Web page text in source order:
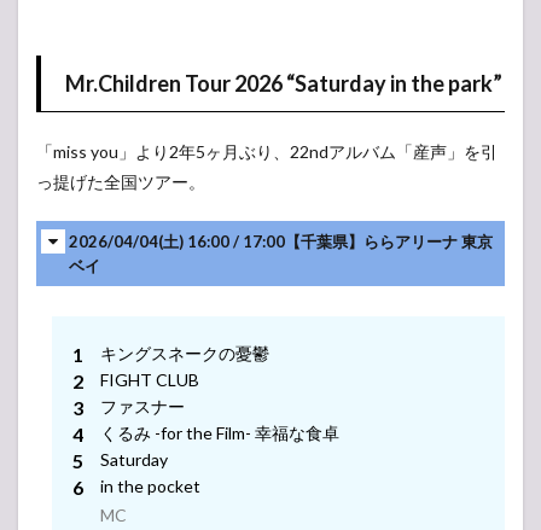
ap
bank
’23 ～
社会
らし
と音
楽と
～
Mr.Children(ミ
スチル) ライ
ブ・コンサー
ト 2022 セット
リスト
ACIDMAN
presents「SAITAMA
ROCK FESTIVAL
この投稿をInstagramで見る
Mr.Children Tour 2026 “Saturday in the park”
「miss you」より2年5ヶ月ぶり、22ndアルバム「産声」を引
っ提げた全国ツアー。
2026/04/04(土) 16:00 / 17:00【千葉県】ららアリーナ 東京
ベイ
キングスネークの憂鬱
FIGHT CLUB
ファスナー
くるみ -for the Film- 幸福な食卓
Saturday
in the pocket
MC